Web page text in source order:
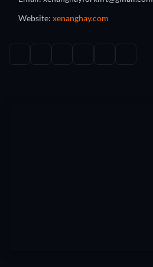
Website: xenanghay.com